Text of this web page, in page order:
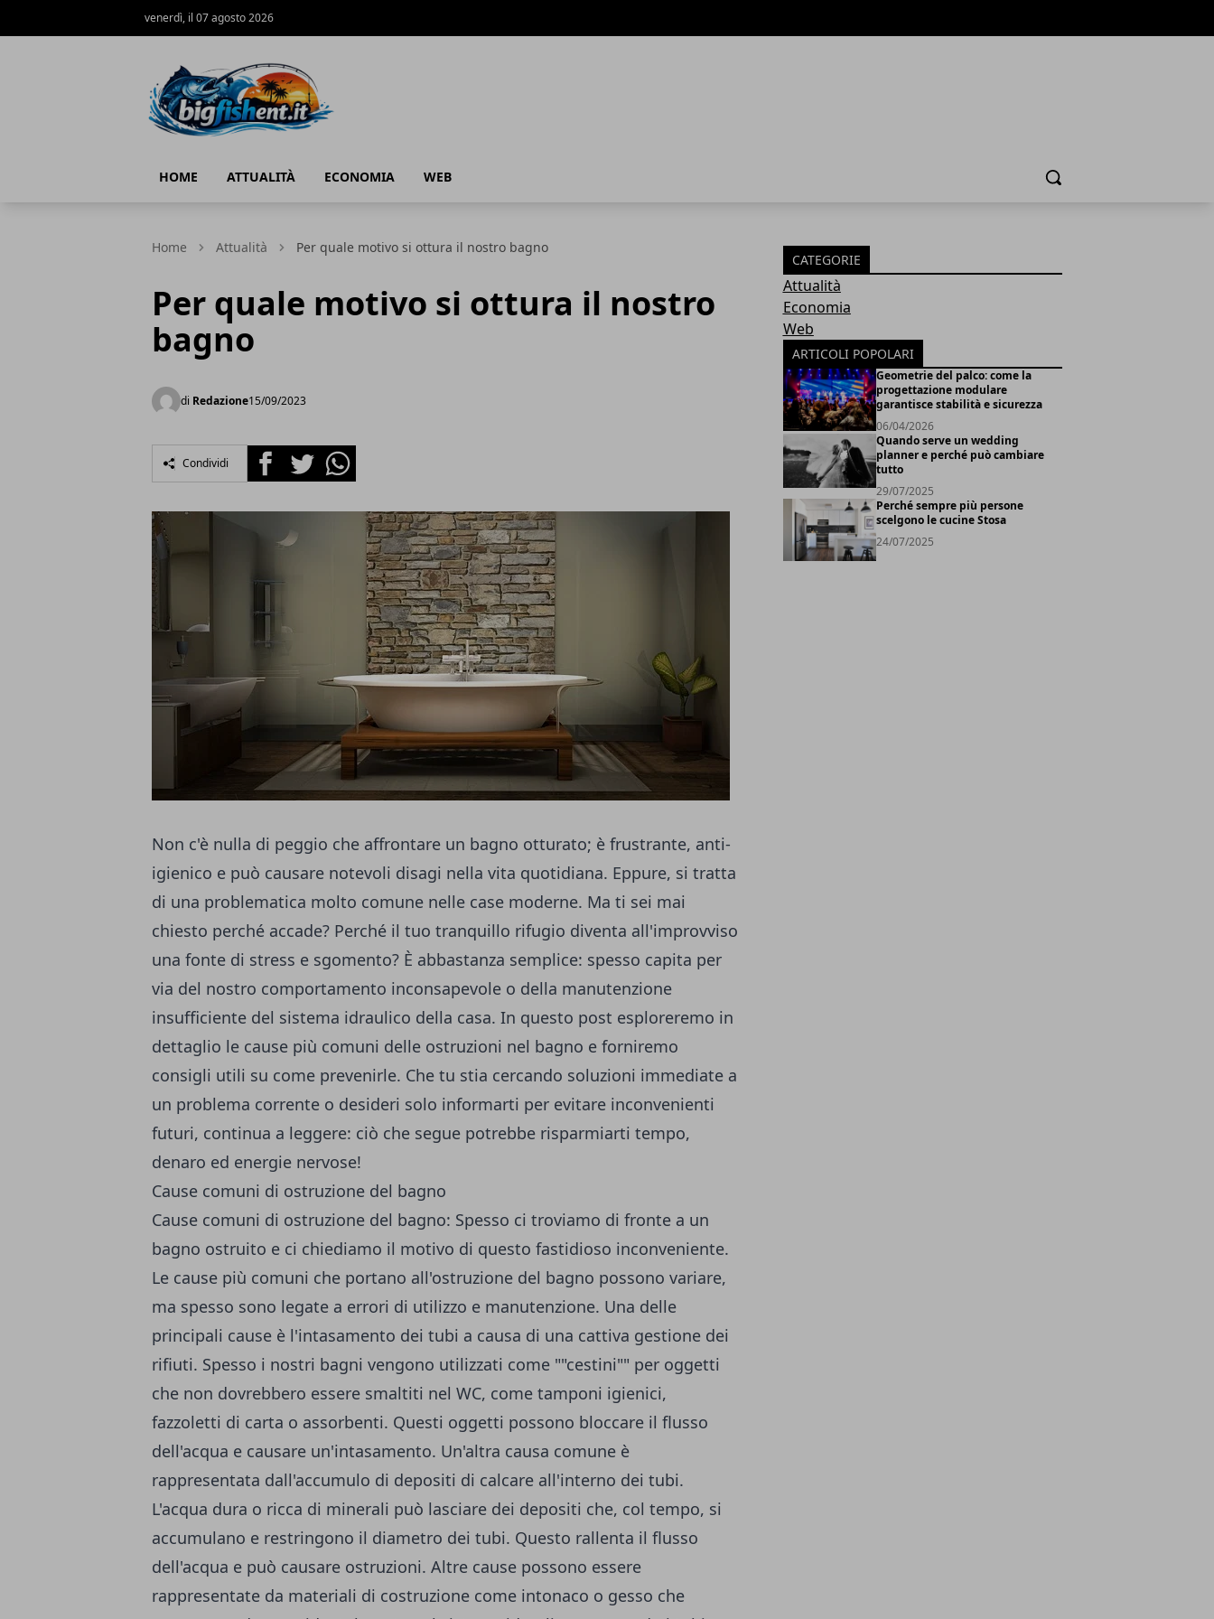
venerdì, il 07 agosto 2026
HOME ATTUALITÀ ECONOMIA WEB Cerca
Home Attualità Per quale motivo si ottura il nostro bagno
Per quale motivo si ottura il nostro
bagno
di Redazione15/09/2023
Condividi FacebookTwitterWhatsapp
Non c'è nulla di peggio che affrontare un bagno otturato; è frustrante, anti-
igienico e può causare notevoli disagi nella vita quotidiana. Eppure, si tratta
di una problematica molto comune nelle case moderne. Ma ti sei mai
chiesto perché accade? Perché il tuo tranquillo rifugio diventa all'improvviso
una fonte di stress e sgomento? È abbastanza semplice: spesso capita per
via del nostro comportamento inconsapevole o della manutenzione
insufficiente del sistema idraulico della casa. In questo post esploreremo in
dettaglio le cause più comuni delle ostruzioni nel bagno e forniremo
consigli utili su come prevenirle. Che tu stia cercando soluzioni immediate a
un problema corrente o desideri solo informarti per evitare inconvenienti
futuri, continua a leggere: ciò che segue potrebbe risparmiarti tempo,
denaro ed energie nervose!
Cause comuni di ostruzione del bagno
Cause comuni di ostruzione del bagno: Spesso ci troviamo di fronte a un
bagno ostruito e ci chiediamo il motivo di questo fastidioso inconveniente.
Le cause più comuni che portano all'ostruzione del bagno possono variare,
ma spesso sono legate a errori di utilizzo e manutenzione. Una delle
principali cause è l'intasamento dei tubi a causa di una cattiva gestione dei
rifiuti. Spesso i nostri bagni vengono utilizzati come ""cestini"" per oggetti
che non dovrebbero essere smaltiti nel WC, come tamponi igienici,
fazzoletti di carta o assorbenti. Questi oggetti possono bloccare il flusso
dell'acqua e causare un'intasamento. Un'altra causa comune è
rappresentata dall'accumulo di depositi di calcare all'interno dei tubi.
L'acqua dura o ricca di minerali può lasciare dei depositi che, col tempo, si
accumulano e restringono il diametro dei tubi. Questo rallenta il flusso
dell'acqua e può causare ostruzioni. Altre cause possono essere
rappresentate da materiali di costruzione come intonaco o gesso che
CATEGORIE
Attualità
Economia
Web
ARTICOLI POPOLARI
Geometrie del palco: come la
progettazione modulare
garantisce stabilità e sicurezza
06/04/2026
Quando serve un wedding
planner e perché può cambiare
tutto
29/07/2025
Perché sempre più persone
scelgono le cucine Stosa
24/07/2025